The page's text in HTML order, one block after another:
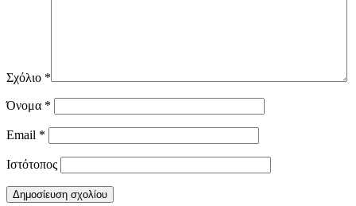
Σχόλιο *
Όνομα *
Email *
Ιστότοπος